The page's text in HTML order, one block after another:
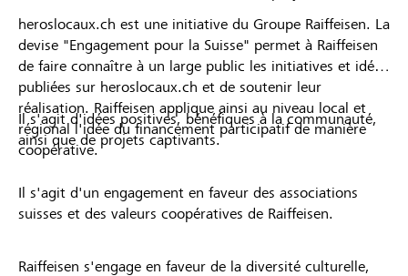
heroslocaux.ch est une initiative du Groupe Raiffeisen. La
devise "Engagement pour la Suisse" permet à Raiffeisen
de faire connaître à un large public les initiatives et idées
publiées sur heroslocaux.ch et de soutenir leur
réalisation. Raiffeisen applique ainsi au niveau local et
régional l'idée du financement participatif de manière
coopérative.
Il s'agit d'idées positives, bénéfiques à la communauté,
ainsi que de projets captivants.
Il s'agit d'un engagement en faveur des associations
suisses et des valeurs coopératives de Raiffeisen.
Raiffeisen s'engage en faveur de la diversité culturelle,